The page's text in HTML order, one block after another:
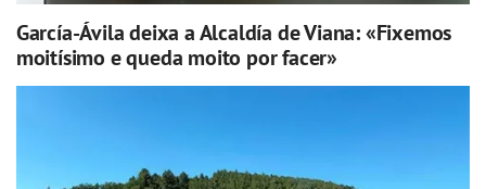
García-Ávila deixa a Alcaldía de Viana: «Fixemos
moitísimo e queda moito por facer»